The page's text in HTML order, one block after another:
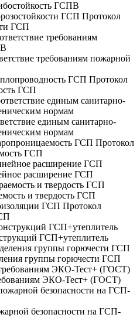
ГСПВ
Протокол
ГСП
требованиям пожарной
Протокол
ГСП
единым санитарно-
нормам
Протокол
ГСП
расширение ГСП
и твердость ГСП
Протокол
ГСП+утеплитель
группы горючести ГСП
ЭКО-Тест+ (ГОСТ)
безопасности на ГСП-